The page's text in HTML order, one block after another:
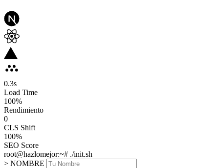
0.3s
Load Time
100%
Rendimiento
0
CLS Shift
100%
SEO Score
root@hazlomejor:~# ./init.sh
> NOMBRE